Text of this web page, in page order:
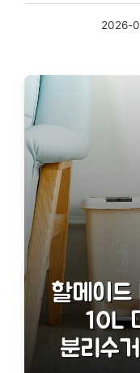
2026-